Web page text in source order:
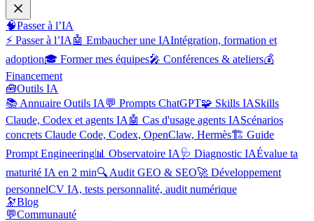
🧠Passer à l’IA
⚡ Passer à l’IA 🤖 Embaucher une IAIntégration, formation et
adoption🎓 Former mes équipes🎤 Conférences & ateliers💰
Financement
🧰Outils IA
📚 Annuaire Outils IA 💬 Prompts ChatGPT🧩 Skills IASkills
Claude, Codex et agents IA 🤖 Cas d'usage agents IAScénarios
concrets Claude Code, Codex, OpenClaw, Hermès🏗️ Guide
Prompt Engineering📊 Observatoire IA 🩺 Diagnostic IAÉvalue ta
maturité IA en 2 min🔍 Audit GEO & SEO🚀 Développement
personnelCV IA, tests personnalité, audit numérique
🔭Blog
💬Communauté